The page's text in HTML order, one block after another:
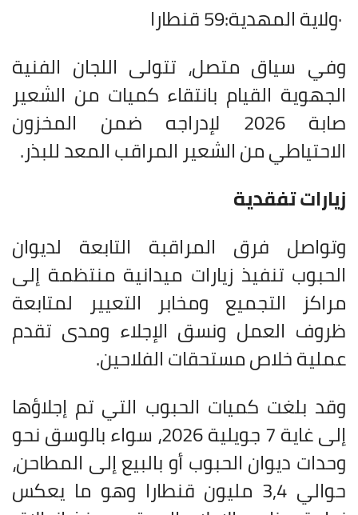
·ولاية المهدية:59 قنطارا
وفي سياق متصل، تتولى اللجان الفنية
الجهوية القيام بانتقاء كميات من الشعير
صابة 2026 لإدراجه ضمن المخزون
الاحتياطي من الشعير المراقب المعد للبذر.
زيارات تفقدية
وتواصل فرق المراقبة التابعة لديوان
الحبوب تنفيذ زيارات ميدانية منتظمة إلى
مراكز التجميع ومخابر التعيير لمتابعة
ظروف العمل ونسق الإجلاء ومدى تقدم
عملية خلاص مستحقات الفلاحين.
وقد بلغت كميات الحبوب التي تم إجلاؤها
إلى غاية 7 جويلية 2026، سواء بالوسق نحو
وحدات ديوان الحبوب أو بالبيع إلى المطاحن،
حوالي 3,4 مليون قنطارا وهو ما يعكس